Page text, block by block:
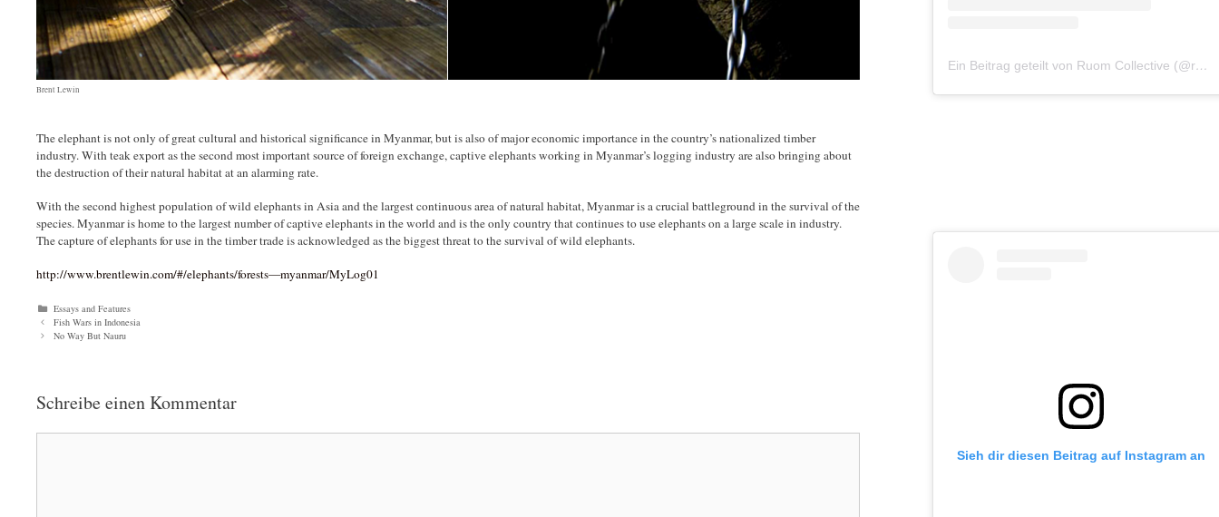
Brent Lewin
The elephant is not only of great cultural and historical significance in Myanmar, but is also of major economic importance in the country’s nationalized timber
industry. With teak export as the second most important source of foreign exchange, captive elephants working in Myanmar’s logging industry are also bringing about
the destruction of their natural habitat at an alarming rate.
With the second highest population of wild elephants in Asia and the largest continuous area of natural habitat, Myanmar is a crucial battleground in the survival of the
species. Myanmar is home to the largest number of captive elephants in the world and is the only country that continues to use elephants on a large scale in industry.
The capture of elephants for use in the timber trade is acknowledged as the biggest threat to the survival of wild elephants.
http://www.brentlewin.com/#/elephants/forests—myanmar/MyLog01
Kategorien
Essays and Features
Fish Wars in Indonesia
No Way But Nauru
Schreibe einen Kommentar
Ein Beitrag geteilt von Ruom Collective (@ruomcollective)
Sieh dir diesen Beitrag auf Instagram an